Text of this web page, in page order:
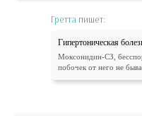
Гретта пишет:
Гипертоническая
Моксонидин-СЗ,
побочек от него не